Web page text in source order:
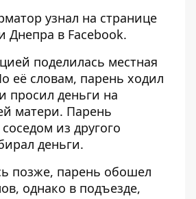
узнал на странице
Днепра в Facebook.
поделилась местная
её словам, парень ходил
просил деньги на
матери. Парень
из другого
деньги.
позже, парень обошел
однако в подъезде,